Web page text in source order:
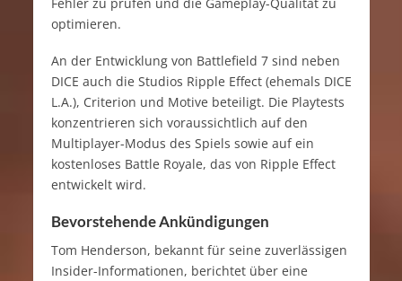
optimieren.
An der Entwicklung von Battlefield 7 sind neben
DICE auch die Studios Ripple Effect (ehemals DICE
L.A.), Criterion und Motive beteiligt. Die Playtests
konzentrieren sich voraussichtlich auf den
Multiplayer-Modus des Spiels sowie auf ein
kostenloses Battle Royale, das von Ripple Effect
entwickelt wird.
Bevorstehende Ankündigungen
Tom Henderson, bekannt für seine zuverlässigen
Insider-Informationen, berichtet über eine